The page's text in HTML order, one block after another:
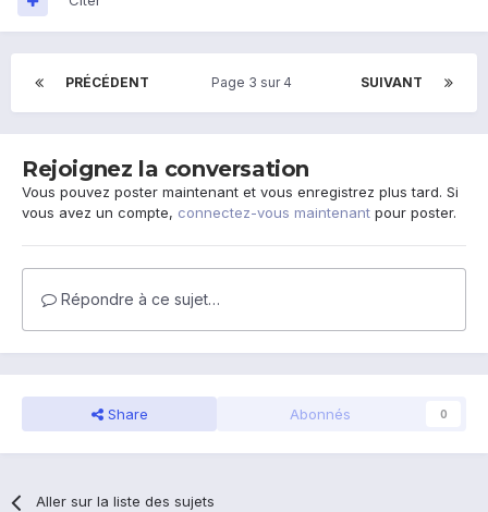
PRÉCÉDENT SUIVANT
Page 3 sur 4
Rejoignez la conversation
Vous pouvez poster maintenant et vous enregistrez plus tard. Si
vous avez un compte, connectez-vous maintenant pour poster.
Répondre à ce sujet…
Share Abonnés 0
Aller sur la liste des sujets